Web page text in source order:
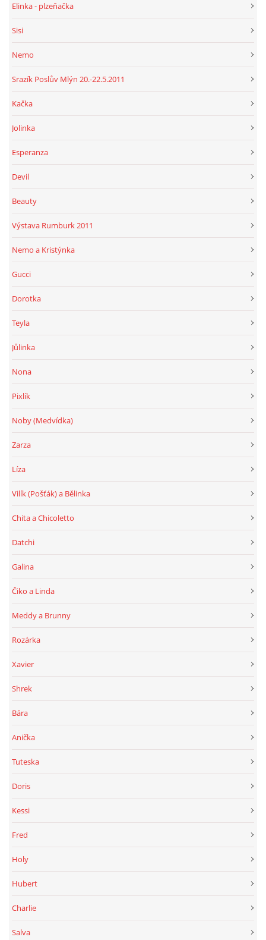
Elinka - plzeňačka
Sisi
Nemo
Srazík Poslův Mlýn 20.-22.5.2011
Kačka
Jolinka
Esperanza
Devil
Beauty
Výstava Rumburk 2011
Nemo a Kristýnka
Gucci
Dorotka
Teyla
Jůlinka
Nona
Pixlík
Noby (Medvídka)
Zarza
Líza
Vilík (Pošťák) a Bělinka
Chita a Chicoletto
Datchi
Galina
Čiko a Linda
Meddy a Brunny
Rozárka
Xavier
Shrek
Bára
Anička
Tuteska
Doris
Kessi
Fred
Holy
Hubert
Charlie
Salva